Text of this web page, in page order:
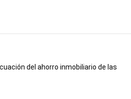
del ahorro inmobiliario de las